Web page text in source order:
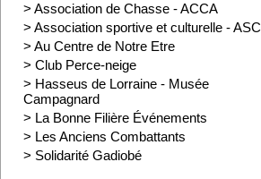
> Association de Chasse - ACCA
> Association sportive et culturelle - ASC
> Au Centre de Notre Etre
> Club Perce-neige
> Hasseus de Lorraine - Musée
Campagnard
> La Bonne Filière Événements
> Les Anciens Combattants
> Solidarité Gadiobé